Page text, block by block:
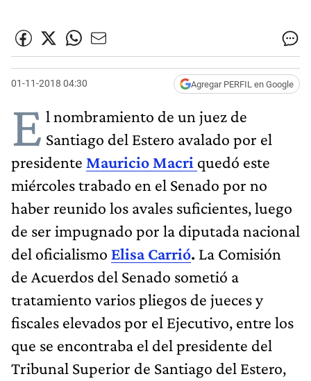
01-11-2018 04:30 Agregar PERFIL en Google
E l nombramiento de un juez de
Santiago del Estero avalado por el
presidente Mauricio Macri quedó este
miércoles trabado en el Senado por no
haber reunido los avales suficientes, luego
de ser impugnado por la diputada nacional
del oficialismo Elisa Carrió. La Comisión
de Acuerdos del Senado sometió a
tratamiento varios pliegos de jueces y
fiscales elevados por el Ejecutivo, entre los
que se encontraba el del presidente del
Tribunal Superior de Santiago del Estero,